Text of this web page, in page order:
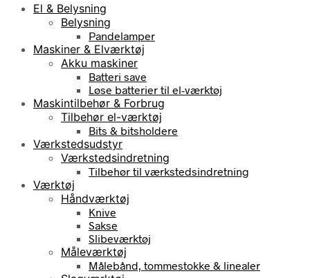
El & Belysning
Belysning
Pandelamper
Maskiner & Elværktøj
Akku maskiner
Batteri save
Løse batterier til el-værktøj
Maskintilbehør & Forbrug
Tilbehør el-værktøj
Bits & bitsholdere
Værkstedsudstyr
Værkstedsindretning
Tilbehør til værkstedsindretning
Værktøj
Håndværktøj
Knive
Sakse
Slibeværktøj
Måleværktøj
Målebånd, tommestokke & linealer